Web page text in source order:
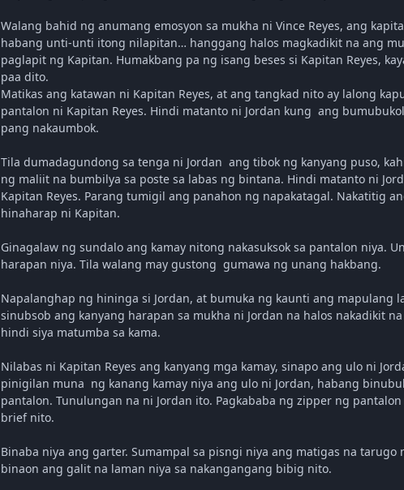
Walang bahid ng anumang emosyon sa mukha ni Vince Reyes, ang
habang unti-unti itong nilapitan… hanggang halos magkadikit na ang
paglapit ng Kapitan. Humakbang pa ng isang beses si Kapitan Reyes,
paa dito.
Matikas ang katawan ni Kapitan Reyes, at ang tangkad nito ay lalong
pantalon ni Kapitan Reyes. Hindi matanto ni Jordan kung ang
pang nakaumbok.
Tila dumadagundong sa tenga ni Jordan ang tibok ng kanyang puso,
ng maliit na bumbilya sa poste sa labas ng bintana. Hindi matanto ni
Kapitan Reyes. Parang tumigil ang panahon ng napakatagal. Nakatitig
hinaharap ni Kapitan.
Ginagalaw ng sundalo ang kamay nitong nakasuksok sa pantalon niya.
harapan niya. Tila walang may gustong gumawa ng unang hakbang.
Napalanghap ng hininga si Jordan, at bumuka ng kaunti ang mapulang
sinubsob ang kanyang harapan sa mukha ni Jordan na halos nakadikit
hindi siya matumba sa kama.
Nilabas ni Kapitan Reyes ang kanyang mga kamay, sinapo ang ulo ni
pinigilan muna ng kanang kamay niya ang ulo ni Jordan, habang
pantalon. Tunulungan na ni Jordan ito. Pagkababa ng zipper ng
brief nito.
Binaba niya ang garter. Sumampal sa pisngi niya ang matigas na
binaon ang galit na laman niya sa nakangangang bibig nito.